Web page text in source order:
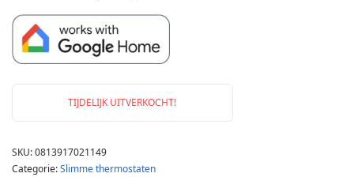
TIJDELIJK UITVERKOCHT!
SKU:0813917021149
Categorie:Slimme thermostaten